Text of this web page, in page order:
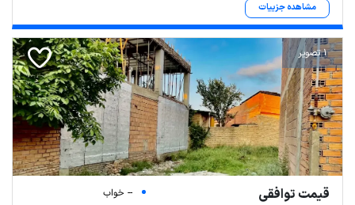
مشاهده جزییات
1 تصویر
قیمت توافقی
-- خواب